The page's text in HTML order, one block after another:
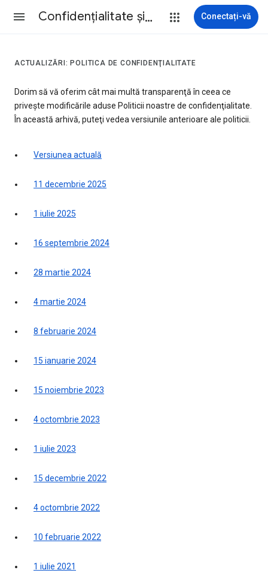
Confidenţialitate şi termeni Conectați-vă
ACTUALIZĂRI: POLITICA DE CONFIDENŢIALITATE
Dorim să vă oferim cât mai multă transparenţă în ceea ce
priveşte modificările aduse Politicii noastre de confidenţialitate.
În această arhivă, puteţi vedea versiunile anterioare ale politicii.
Versiunea actuală
11 decembrie 2025
1 iulie 2025
16 septembrie 2024
28 martie 2024
4 martie 2024
8 februarie 2024
15 ianuarie 2024
15 noiembrie 2023
4 octombrie 2023
1 iulie 2023
15 decembrie 2022
4 octombrie 2022
10 februarie 2022
1 iulie 2021